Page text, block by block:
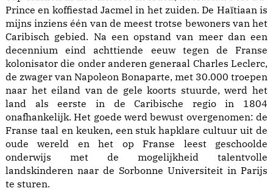
Prince en koffiestad Jacmel in het zuiden. De Haïtiaan is
mijns inziens één van de meest trotse bewoners van het
Caribisch gebied. Na een opstand van meer dan een
decennium eind achttiende eeuw tegen de Franse
kolonisator die onder anderen generaal Charles Leclerc,
de zwager van Napoleon Bonaparte, met 30.000 troepen
naar het eiland van de gele koorts stuurde, werd het
land als eerste in de Caribische regio in 1804
onafhankelijk. Het goede werd bewust overgenomen: de
Franse taal en keuken, een stuk hapklare cultuur uit de
oude wereld en het op Franse leest geschoolde
onderwijs met de mogelijkheid talentvolle
landskinderen naar de Sorbonne Universiteit in Parijs
te sturen.